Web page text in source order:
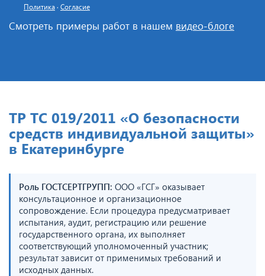
Политика · Согласие
Смотреть примеры работ в нашем видео-блоге
ТР ТС 019/2011 «О безопасности
средств индивидуальной защиты»
в Екатеринбурге
Роль ГОСТСЕРТГРУПП: ООО «ГСГ» оказывает
консультационное и организационное
сопровождение. Если процедура предусматривает
испытания, аудит, регистрацию или решение
государственного органа, их выполняет
соответствующий уполномоченный участник;
результат зависит от применимых требований и
исходных данных.